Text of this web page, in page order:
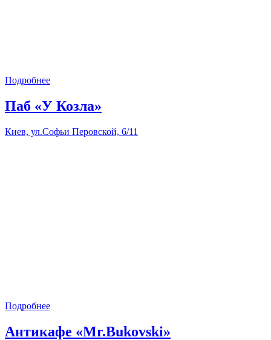
Подробнее
Паб «У Козла»
Киев, ул.Софьи Перовской, 6/11
Подробнее
Антикафе «Mr.Bukovski»